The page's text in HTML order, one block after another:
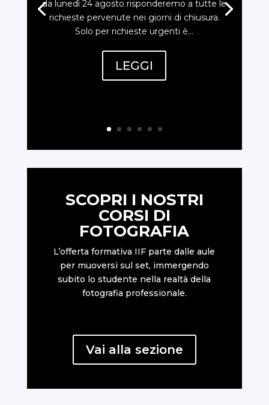
da lunedì 24 agosto risponderemo a tutte le
richieste pervenute nei giorni di chiusura.
Solo per richieste urgenti è...
LEGGI
SCOPRI I NOSTRI
CORSI DI
FOTOGRAFIA
L’offerta formativa IIF parte dalle aule
per muoversi sul set, immergendo
subito lo studente nella realtà della
fotografia professionale.
Vai alla sezione